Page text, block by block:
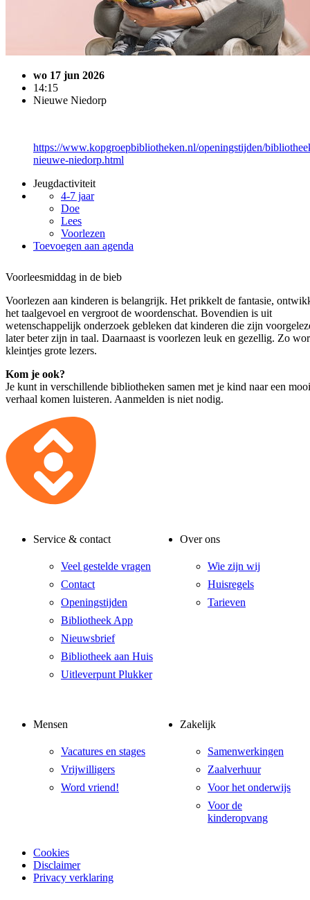
wo 17 jun 2026
14:15
Nieuwe Niedorp
https://www.kopgroepbibliotheken.nl/openingstijden/
nieuwe-niedorp.html
Jeugdactiviteit
4-7 jaar
Doe
Lees
Voorlezen
Toevoegen aan agenda
Voorleesmiddag in de bieb
Voorlezen aan kinderen is belangrijk. Het prikkelt de fantasie,
het taalgevoel en vergroot de woordenschat. Bovendien is uit
wetenschappelijk onderzoek gebleken dat kinderen die zijn
later beter zijn in taal. Daarnaast is voorlezen leuk en gezellig. Zo
kleintjes grote lezers.
Kom je ook?
Je kunt in verschillende bibliotheken samen met je kind naar een mooi
verhaal komen luisteren. Aanmelden is niet nodig.
Service & contact
Veel gestelde vragen
Contact
Openingstijden
Bibliotheek App
Nieuwsbrief
Bibliotheek aan Huis
Uitleverpunt Plukker
Over ons
Wie zijn wij
Huisregels
Tarieven
Mensen
Vacatures en stages
Vrijwilligers
Word vriend!
Zakelijk
Samenwerkingen
Zaalverhuur
Voor het onderwijs
Voor de
kinderopvang
Cookies
Disclaimer
Privacy verklaring